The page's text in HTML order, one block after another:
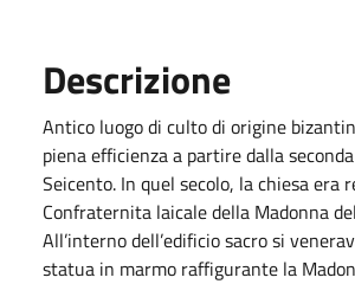
Descrizione
Antico luogo di culto di origine
piena efficienza a partire dalla
Seicento. In quel secolo, la chiesa era
Confraternita laicale della Madonna
All’interno dell’edificio sacro si
statua in marmo raffigurante la